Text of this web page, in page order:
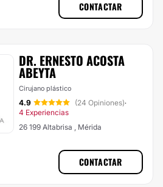
CONTACTAR
DR. ERNESTO ACOSTA
ABEYTA
Cirujano plástico
4.9 (24 Opiniones)·
4 Experiencias
26 199 Altabrisa , Mérida
CONTACTAR